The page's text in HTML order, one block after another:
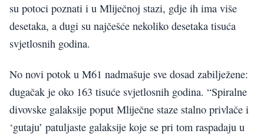
su potoci poznati i u Mliječnoj stazi, gdje ih ima više
desetaka, a dugi su najčešće nekoliko desetaka tisuća
svjetlosnih godina.
No novi potok u M61 nadmašuje sve dosad zabilježene:
dugačak je oko 163 tisuće svjetlosnih godina. “Spiralne
divovske galaksije poput Mliječne staze stalno privlače i
‘gutaju’ patuljaste galaksije koje se pri tom raspadaju u